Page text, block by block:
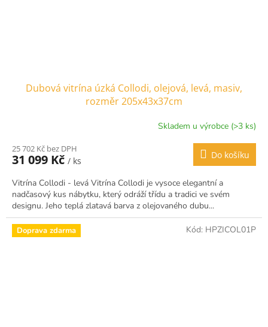
Dubová vitrína úzká Collodi, olejová, levá, masiv,
rozměr 205x43x37cm
Skladem u výrobce (>3 ks)
25 702 Kč bez DPH
31 099 Kč / ks
Do košíku
Vitrína Collodi - levá Vitrína Collodi je vysoce elegantní a
nadčasový kus nábytku, který odráží třídu a tradici ve svém
designu. Jeho teplá zlatavá barva z olejovaného dubu...
Doprava zdarma Kód: HPZICOL01P